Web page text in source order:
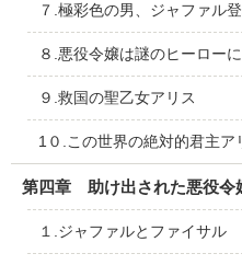
７.極彩色の男、ジャファル
８.悪役令嬢は謎のヒーロー
９.救国の聖乙女アリス
1０.この世界の絶対的君主ア
第四章 助け出された悪役令
１.ジャファルとファイサル